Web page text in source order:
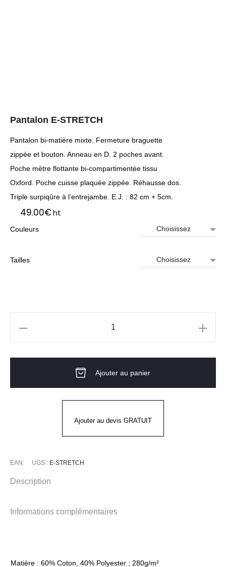
Pantalon E-STRETCH
Pantalon bi-matière mixte. Fermeture braguette
zippée et bouton. Anneau en D. 2 poches avant.
Poche mètre flottante bi-compartimentée tissu
Oxford. Poche cuisse plaquée zippée. Réhausse dos.
Triple surpiqûre à l’entrejambe. E.J. : 82 cm + 5cm.
49.00€ht
Couleurs
Tailles
Ajouter au panier
Ajouter au devis GRATUIT
EAN: UGS : E-STRETCH
Description
Informations complémentaires
Matière : 60% Coton, 40% Polyester ; 280g/m²